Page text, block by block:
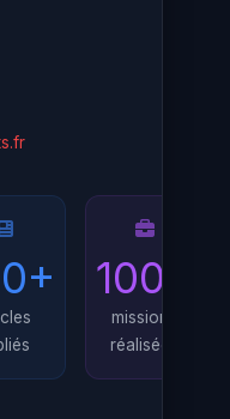
100+
missions
réalisées